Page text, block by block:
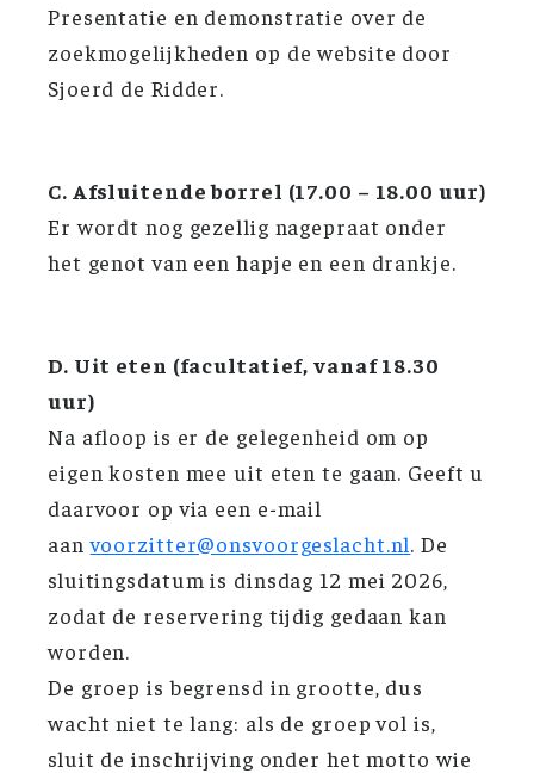
Presentatie en demonstratie over de
zoekmogelijkheden op de website door
Sjoerd de Ridder.
C. Afsluitende borrel (17.00 – 18.00 uur)
Er wordt nog gezellig nagepraat onder
het genot van een hapje en een drankje.
D. Uit eten (facultatief, vanaf 18.30
uur)
Na afloop is er de gelegenheid om op
eigen kosten mee uit eten te gaan. Geeft u
daarvoor op via een e-mail
aanvoorzitter@onsvoorgeslacht.nl. De
sluitingsdatum is dinsdag 12 mei 2026,
zodat de reservering tijdig gedaan kan
worden.
De groep is begrensd in grootte, dus
wacht niet te lang: als de groep vol is,
sluit de inschrijving onder het motto wie